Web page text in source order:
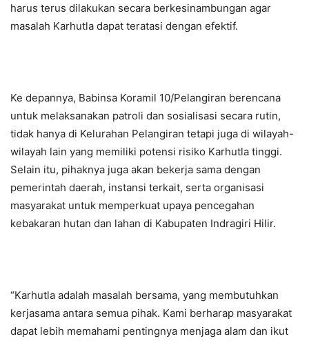
harus terus dilakukan secara berkesinambungan agar
masalah Karhutla dapat teratasi dengan efektif.
Ke depannya, Babinsa Koramil 10/Pelangiran berencana
untuk melaksanakan patroli dan sosialisasi secara rutin,
tidak hanya di Kelurahan Pelangiran tetapi juga di wilayah-
wilayah lain yang memiliki potensi risiko Karhutla tinggi.
Selain itu, pihaknya juga akan bekerja sama dengan
pemerintah daerah, instansi terkait, serta organisasi
masyarakat untuk memperkuat upaya pencegahan
kebakaran hutan dan lahan di Kabupaten Indragiri Hilir.
“Karhutla adalah masalah bersama, yang membutuhkan
kerjasama antara semua pihak. Kami berharap masyarakat
dapat lebih memahami pentingnya menjaga alam dan ikut